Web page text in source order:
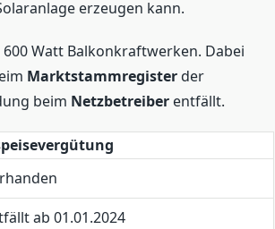
erzeugen kann.
Watt Balkonkraftwerken. Dabei
Marktstammregisterder
beim Netzbetreiber entfällt.
ab 01.01.2024